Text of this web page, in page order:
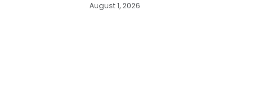
August 1, 2026